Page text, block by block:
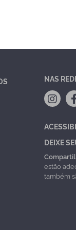
NAS
DEIXE
estão
também